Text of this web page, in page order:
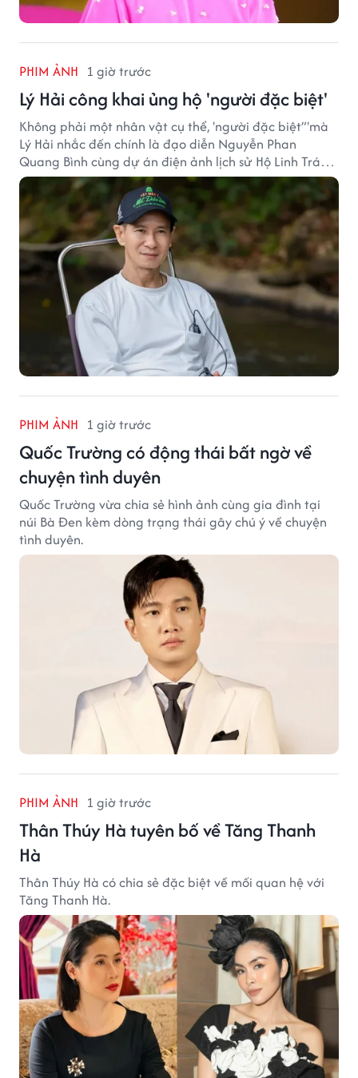
PHIM ẢNH 1 giờ trước
Lý Hải công khai ủng hộ 'người đặc biệt'
Không phải một nhân vật cụ thể, 'người đặc biệt”'mà
Lý Hải nhắc đến chính là đạo diễn Nguyễn Phan
Quang Bình cùng dự án điện ảnh lịch sử Hộ Linh Tráng
Sĩ: Bí Ẩn Mộ Vua Đinh.
PHIM ẢNH 1 giờ trước
Quốc Trường có động thái bất ngờ về
chuyện tình duyên
Quốc Trường vừa chia sẻ hình ảnh cùng gia đình tại
núi Bà Đen kèm dòng trạng thái gây chú ý về chuyện
tình duyên.
PHIM ẢNH 1 giờ trước
Thân Thúy Hà tuyên bố về Tăng Thanh
Hà
Thân Thúy Hà có chia sẻ đặc biệt về mối quan hệ với
Tăng Thanh Hà.